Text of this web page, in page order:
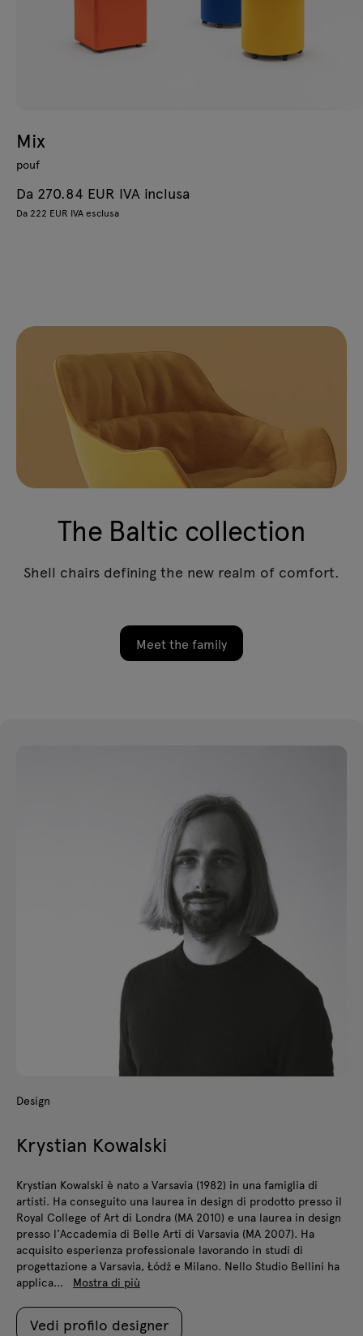
Mix
pouf
Da 270.84 EUR IVA inclusa
Da 222 EUR IVA esclusa
The Baltic collection
Shell chairs defining the new realm of comfort.
Meet the family
Design
Krystian Kowalski
Krystian Kowalski è nato a Varsavia (1982) in una famiglia di
artisti. Ha conseguito una laurea in design di prodotto presso il
Royal College of Art di Londra (MA 2010) e una laurea in design
presso l'Accademia di Belle Arti di Varsavia (MA 2007). Ha
acquisito esperienza professionale lavorando in studi di
progettazione a Varsavia, Łódź e Milano. Nello Studio Bellini ha
applica...
Mostra di più
Vedi profilo designer